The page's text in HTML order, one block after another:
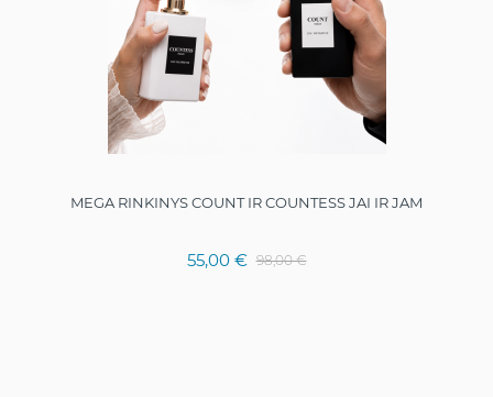
MEGA RINKINYS COUNT IR COUNTESS JAI IR JAM
55,00 € 98,00 €